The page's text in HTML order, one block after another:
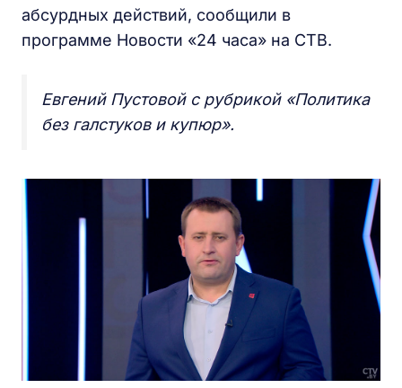
абсурдных действий, сообщили в
программе Новости «24 часа» на СТВ.
Евгений Пустовой с рубрикой «Политика
без галстуков и купюр».